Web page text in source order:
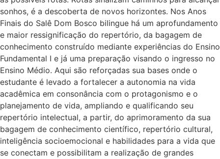
sonhos, é a descoberta de novos horizontes. Nos Anos
Finais do Salê Dom Bosco bilingue há um aprofundamento
e maior ressignificação do repertório, da bagagem de
conhecimento construído mediante experiências do Ensino
Fundamental I e já uma preparação visando o ingresso no
Ensino Médio. Aqui são reforçadas sua bases onde o
estudante é levado a fortalecer a autonomia na vida
acadêmica em consonância com o protagonismo e o
planejamento de vida, ampliando e qualificando seu
repertório intelectual, a partir, do aprimoramento da sua
bagagem de conhecimento científico, repertório cultural,
inteligência socioemocional e habilidades para a vida que
se conectam e possibilitam a realização de grandes